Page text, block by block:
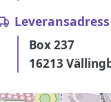
Leveransadress
Box 237
16213